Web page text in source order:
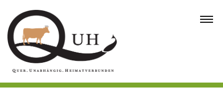
content